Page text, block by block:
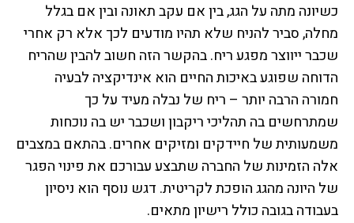
כשיונה מתה על הגג, בין אם עקב תאונה ובין אם בגלל
מחלה, סביר להניח שלא תהיו מודעים לכך אלא רק אחרי
שכבר ייווצר מפגע ריח. בהקשר הזה חשוב להבין שהריח
הדוחה שפוגע באיכות החיים הוא אינדיקציה לבעיה
חמורה הרבה יותר – ריח של נבלה מעיד על כך
שמתרחשים בה תהליכי ריקבון ושכבר יש בה נוכחות
משמעותית של חיידקים ומזיקים אחרים. בהתאם במצבים
אלה הזמינות של החברה שתבצע עבורכם את פינוי הפגר
של היונה מהגג הופכת לקריטית. דגש נוסף הוא ניסיון
בעבודה בגובה כולל רישיון מתאים.